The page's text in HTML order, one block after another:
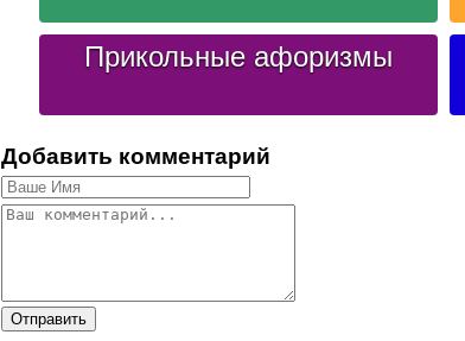
Прикольные афоризмы
Добавить комментарий